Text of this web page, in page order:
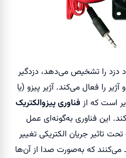
دزد را تشخیص می‌دهد، دزدگیر
را فعال می‌کند. آژیر پیزو (یا
است که از فناوری پیزوالکتریک
این فناوری به‌گونه‌ای عمل
تاثیر جریان الکتریکی تغییر
می‌کنند که به‌صورت صدا از آن‌ها